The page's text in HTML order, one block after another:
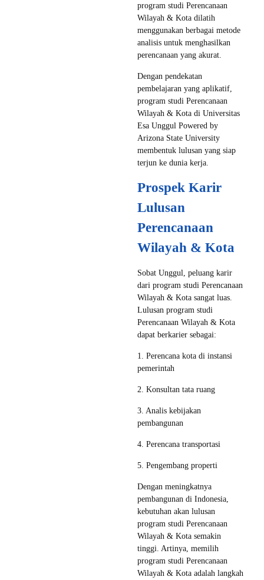
program studi Perencanaan
Wilayah & Kota dilatih
menggunakan berbagai metode
analisis untuk menghasilkan
perencanaan yang akurat.
Dengan pendekatan
pembelajaran yang aplikatif,
program studi Perencanaan
Wilayah & Kota di Universitas
Esa Unggul Powered by
Arizona State University
membentuk lulusan yang siap
terjun ke dunia kerja.
Prospek Karir
Lulusan
Perencanaan
Wilayah & Kota
Sobat Unggul, peluang karir
dari program studi Perencanaan
Wilayah & Kota sangat luas.
Lulusan program studi
Perencanaan Wilayah & Kota
dapat berkarier sebagai:
1. Perencana kota di instansi
pemerintah
2. Konsultan tata ruang
3. Analis kebijakan
pembangunan
4. Perencana transportasi
5. Pengembang properti
Dengan meningkatnya
pembangunan di Indonesia,
kebutuhan akan lulusan
program studi Perencanaan
Wilayah & Kota semakin
tinggi. Artinya, memilih
program studi Perencanaan
Wilayah & Kota adalah langkah